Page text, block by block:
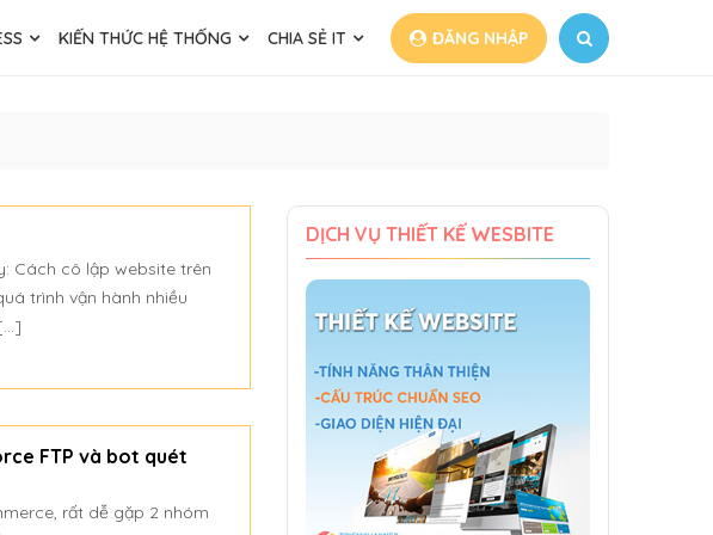
KIẾN THỨC HỆ THỐNG CHIA SẺ IT ĐĂNG NHẬP
Cách cô lập website trên
trình vận hành nhiều
FTP và bot quét
rất dễ gặp 2 nhóm
DỊCH VỤ THIẾT KẾ WESBITE